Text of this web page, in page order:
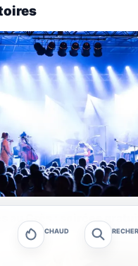
au Crès : soirées
CHAUD